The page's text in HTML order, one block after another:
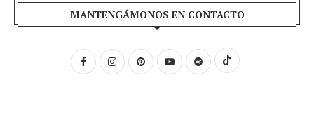
MANTENGÁMONOS EN CONTACTO